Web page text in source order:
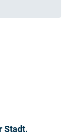
Stadt.